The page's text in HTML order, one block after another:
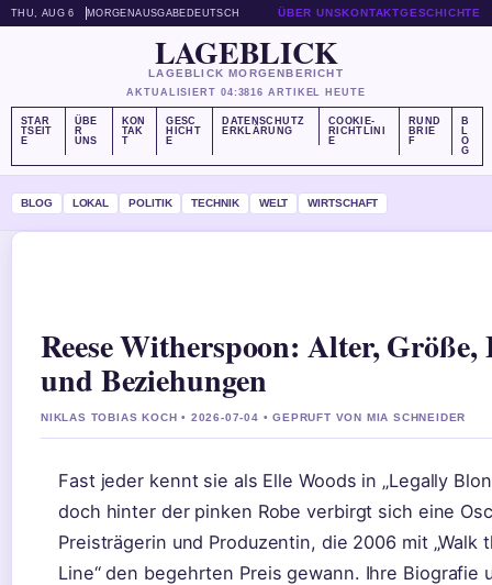
THU, AUG 6 MORGENAUSGABE DEUTSCH ÜBER UNSKONTAKTGESCHICHTE
LAGEBLICK
LAGEBLICK MORGENBERICHT
AKTUALISIERT 04:3816 ARTIKEL HEUTE
STAR
TSEIT
E
ÜBE
R
UNS
KON
TAK
T
GESC
HICHT
E
DATENSCHUTZ
ERKLÄRUNG
COOKIE-
RICHTLINI
E
RUND
BRIE
F
B
L
O
G
BLOG LOKAL POLITIK TECHNIK WELT WIRTSCHAFT
Reese Witherspoon: Alter, Größe,
und Beziehungen
NIKLAS TOBIAS KOCH • 2026-07-04 • GEPRUFT VON MIA SCHNEIDER
Fast jeder kennt sie als Elle Woods in „Legally
doch hinter der pinken Robe verbirgt sich eine
Preisträgerin und Produzentin, die 2006 mit „Walk
Line“ den begehrten Preis gewann. Ihre Biografie